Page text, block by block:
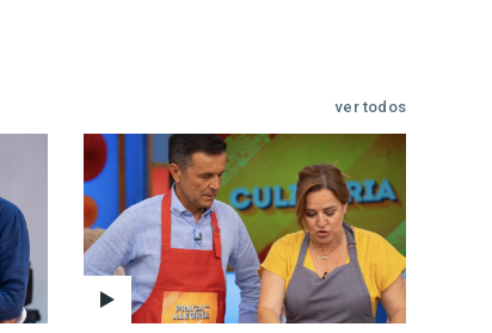
ver todos